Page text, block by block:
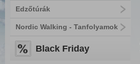
Edzőtúrák
Nordic Walking - Tanfolyamok
Black Friday